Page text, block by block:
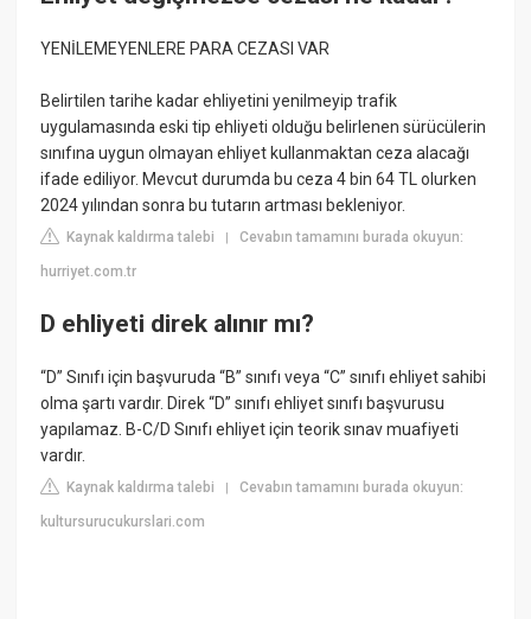
YENİLEMEYENLERE PARA CEZASI VAR
Belirtilen tarihe kadar ehliyetini yenilmeyip trafik
uygulamasında eski tip ehliyeti olduğu belirlenen sürücülerin
sınıfına uygun olmayan ehliyet kullanmaktan ceza alacağı
ifade ediliyor. Mevcut durumda bu ceza 4 bin 64 TL olurken
2024 yılından sonra bu tutarın artması bekleniyor.
Kaynak kaldırma talebi |Cevabın tamamını burada okuyun:
hurriyet.com.tr
D ehliyeti direk alınır mı?
“D” Sınıfı için başvuruda “B” sınıfı veya “C” sınıfı ehliyet sahibi
olma şartı vardır. Direk “D” sınıfı ehliyet sınıfı başvurusu
yapılamaz. B-C/D Sınıfı ehliyet için teorik sınav muafiyeti
vardır.
Kaynak kaldırma talebi |Cevabın tamamını burada okuyun:
kultursurucukurslari.com